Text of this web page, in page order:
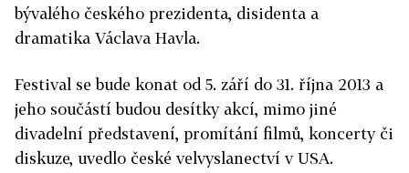
bývalého českého prezidenta, disidenta a
dramatika Václava Havla.
Festival se bude konat od 5. září do 31. října 2013 a
jeho součástí budou desítky akcí, mimo jiné
divadelní představení, promítání filmů, koncerty či
diskuze, uvedlo české velvyslanectví v USA.